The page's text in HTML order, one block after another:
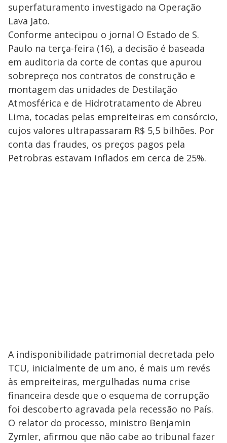
superfaturamento investigado na Operação
Lava Jato.
Conforme antecipou o jornal O Estado de S.
Paulo na terça-feira (16), a decisão é baseada
em auditoria da corte de contas que apurou
sobrepreço nos contratos de construção e
montagem das unidades de Destilação
Atmosférica e de Hidrotratamento de Abreu
Lima, tocadas pelas empreiteiras em consórcio,
cujos valores ultrapassaram R$ 5,5 bilhões. Por
conta das fraudes, os preços pagos pela
Petrobras estavam inflados em cerca de 25%.
A indisponibilidade patrimonial decretada pelo
TCU, inicialmente de um ano, é mais um revés
às empreiteiras, mergulhadas numa crise
financeira desde que o esquema de corrupção
foi descoberto agravada pela recessão no País.
O relator do processo, ministro Benjamin
Zymler, afirmou que não cabe ao tribunal fazer